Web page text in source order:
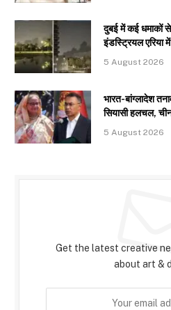
दुबई में कई धमाकों
इंडस्ट्रियल एरिया
5 August 2026
भारत-बांग्लादेश
सियासी हलचल,
5 August 2026
Get the latest creative
about art &